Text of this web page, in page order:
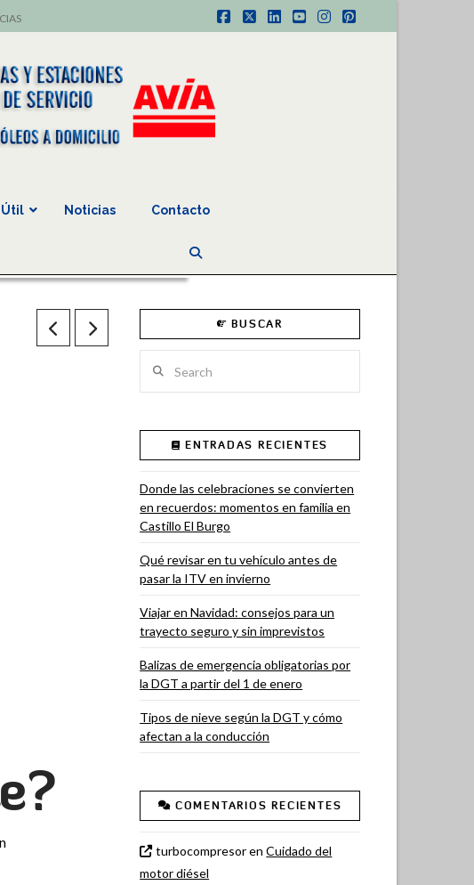
Facebook
X LinkedIn
YouTube
Instagram
Pinterest
Útil Noticias Contacto
BUSCAR
ENTRADAS RECIENTES
Donde las celebraciones se convierten
en recuerdos: momentos en familia en
Castillo El Burgo
Qué revisar en tu vehículo antes de
pasar la ITV en invierno
Viajar en Navidad: consejos para un
trayecto seguro y sin imprevistos
Balizas de emergencia obligatorias por
la DGT a partir del 1 de enero
Tipos de nieve según la DGT y cómo
afectan a la conducción
COMENTARIOS RECIENTES
turbocompresorenCuidado del
motor diésel